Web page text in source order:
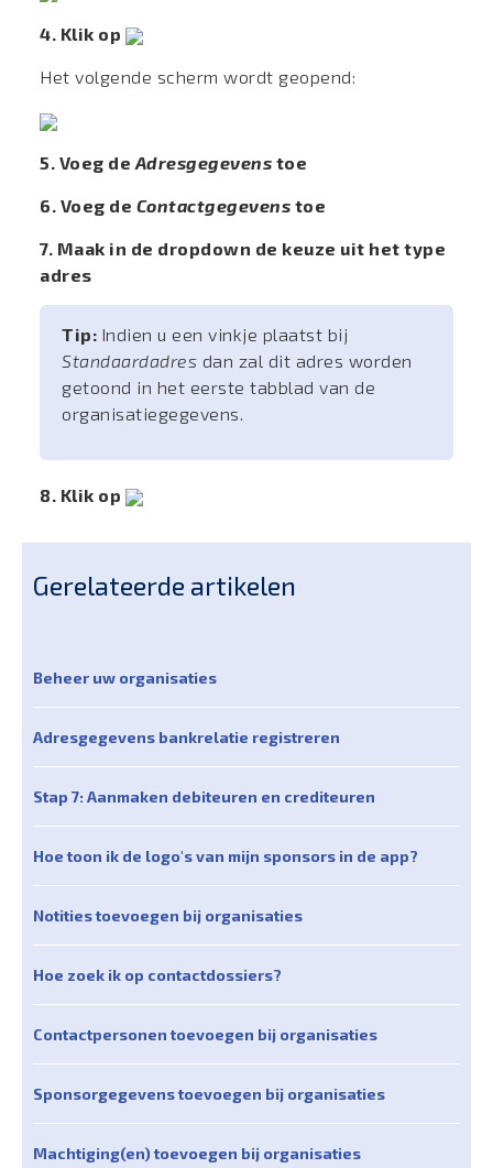
4. Klik op
Het volgende scherm wordt geopend:
5. Voeg de Adresgegevens toe
6. Voeg de Contactgegevens toe
7. Maak in de dropdown de keuze uit het type
adres
Tip: Indien u een vinkje plaatst bij
Standaardadres dan zal dit adres worden
getoond in het eerste tabblad van de
organisatiegegevens.
8. Klik op
Gerelateerde artikelen
Beheer uw organisaties
Adresgegevens bankrelatie registreren
Stap 7: Aanmaken debiteuren en crediteuren
Hoe toon ik de logo's van mijn sponsors in de app?
Notities toevoegen bij organisaties
Hoe zoek ik op contactdossiers?
Contactpersonen toevoegen bij organisaties
Sponsorgegevens toevoegen bij organisaties
Machtiging(en) toevoegen bij organisaties